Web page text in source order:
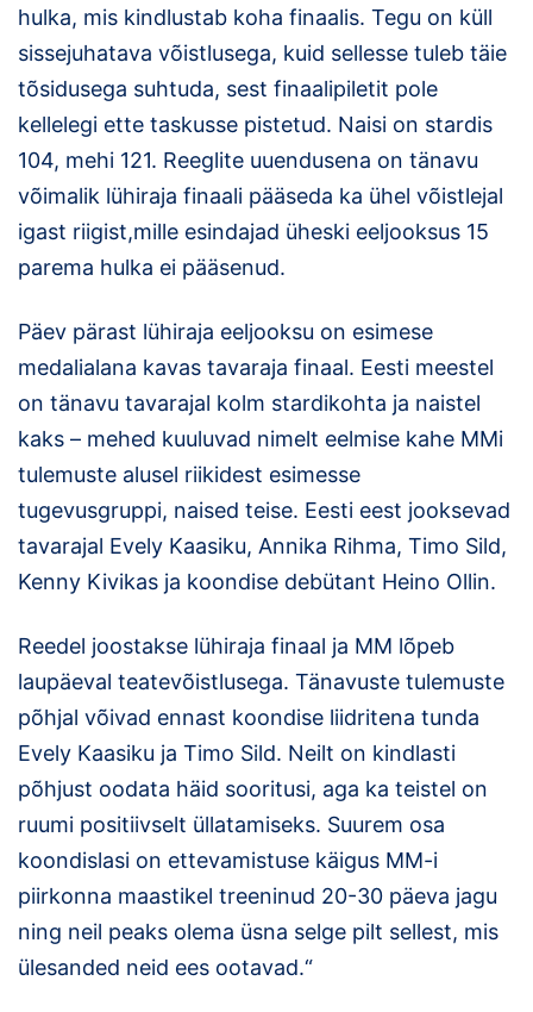
hulka, mis kindlustab koha finaalis. Tegu on küll
sissejuhatava võistlusega, kuid sellesse tuleb täie
tõsidusega suhtuda, sest finaalipiletit pole
kellelegi ette taskusse pistetud. Naisi on stardis
104, mehi 121. Reeglite uuendusena on tänavu
võimalik lühiraja finaali pääseda ka ühel võistlejal
igast riigist,mille esindajad üheski eeljooksus 15
parema hulka ei pääsenud.
Päev pärast lühiraja eeljooksu on esimese
medalialana kavas tavaraja finaal. Eesti meestel
on tänavu tavarajal kolm stardikohta ja naistel
kaks – mehed kuuluvad nimelt eelmise kahe MMi
tulemuste alusel riikidest esimesse
tugevusgruppi, naised teise. Eesti eest jooksevad
tavarajal Evely Kaasiku, Annika Rihma, Timo Sild,
Kenny Kivikas ja koondise debütant Heino Ollin.
Reedel joostakse lühiraja finaal ja MM lõpeb
laupäeval teatevõistlusega. Tänavuste tulemuste
põhjal võivad ennast koondise liidritena tunda
Evely Kaasiku ja Timo Sild. Neilt on kindlasti
põhjust oodata häid sooritusi, aga ka teistel on
ruumi positiivselt üllatamiseks. Suurem osa
koondislasi on ettevamistuse käigus MM-i
piirkonna maastikel treeninud 20-30 päeva jagu
ning neil peaks olema üsna selge pilt sellest, mis
ülesanded neid ees ootavad.“